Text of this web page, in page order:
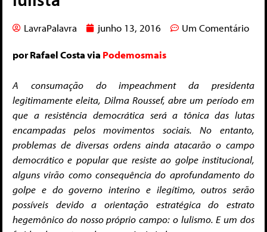
LavraPalavra junho 13, 2016 Um Comentário
por Rafael Costa via Podemosmais
A consumação do impeachment da presidenta
legitimamente eleita, Dilma Roussef, abre um período em
que a resistência democrática será a tônica das lutas
encampadas pelos movimentos sociais. No entanto,
problemas de diversas ordens ainda atacarão o campo
democrático e popularque resiste ao golpe institucional,
alguns virão como consequência do aprofundamento do
golpe e do governo interino e ilegítimo, outros serão
possíveis devido a orientação estratégica do estrato
hegemônico do nosso próprio campo: o lulismo. E um dos